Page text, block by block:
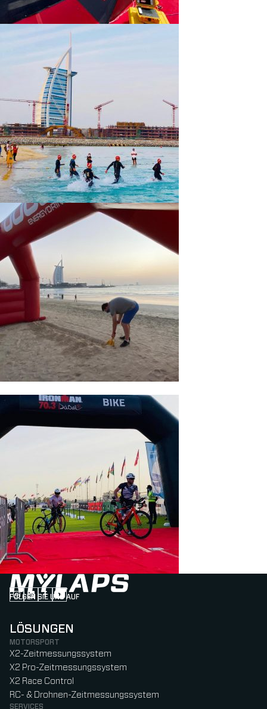
FOLGEN SIE UNS AUF
Follow us on Instagram (Opens in new tab)
Follow us on LinkedIn (Opens in new tab)
Follow us on Facebook (Opens in new tab)
Follow us on YouTube (Opens in new tab)
LÖSUNGEN
MOTORSPORT
X2-Zeitmessungssystem
X2 Pro-Zeitmessungssystem
X2 Race Control
RC- & Drohnen-Zeitmessungssystem
SERVICES